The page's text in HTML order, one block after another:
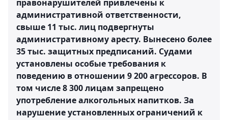
правонарушителей привлечены к
административной ответственности,
свыше 11 тыс. лиц подвергнуты
административному аресту. Вынесено более
35 тыс. защитных предписаний. Судами
установлены особые требования к
поведению в отношении 9 200 агрессоров. В
том числе 8 300 лицам запрещено
употребление алкогольных напитков. За
нарушение установленных ограничений к